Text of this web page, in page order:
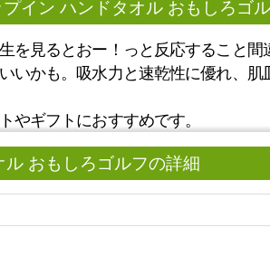
イン ハンドタオル おもしろゴ
を見るとおー！っと反応すること
いかも。吸水力と速乾性に優れ、
やギフトにおすすめです。
おもしろゴルフの詳細